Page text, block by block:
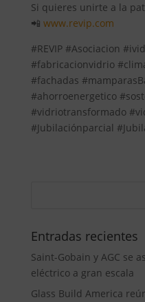
Si quieres unirte a la
📲 www.revip.com
#REVIP #Asociacion
#fabricacionvidrio
#fachadas
#ahorroenergetico
#vidriotransformado
#Jubilaciónparcial
Entradas recientes
Saint-Gobain y AGC se
eléctrico a gran escala
Glass Build America